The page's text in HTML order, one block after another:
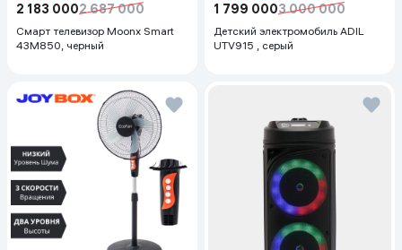
2 183 0002 687 000
Смарт телевизор Moonx Smart
43M850, черный
1 799 0003 000 000
Детский электромобиль ADIL
UTV915 , серый